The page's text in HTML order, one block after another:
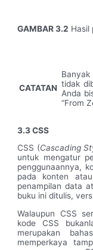
GAMBAR 3.2 Hasil
CATATAN tidak
Anda
“From
3.3 CSS
CSS (Cascading
untuk mengatur
penggunaannya,
pada konten
penampilan data
buku ini ditulis,
Walaupun CSS
kode CSS
merupakan
memperkaya